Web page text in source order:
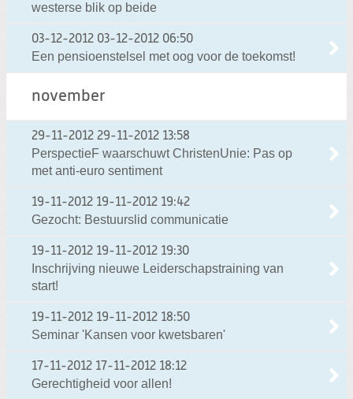
westerse blik op beide
03-12-2012 03-12-2012 06:50
Een pensioenstelsel met oog voor de toekomst!
november
29-11-2012 29-11-2012 13:58
PerspectieF waarschuwt ChristenUnie: Pas op
met anti-euro sentiment
19-11-2012 19-11-2012 19:42
Gezocht: Bestuurslid communicatie
19-11-2012 19-11-2012 19:30
Inschrijving nieuwe Leiderschapstraining van
start!
19-11-2012 19-11-2012 18:50
Seminar 'Kansen voor kwetsbaren'
17-11-2012 17-11-2012 18:12
Gerechtigheid voor allen!